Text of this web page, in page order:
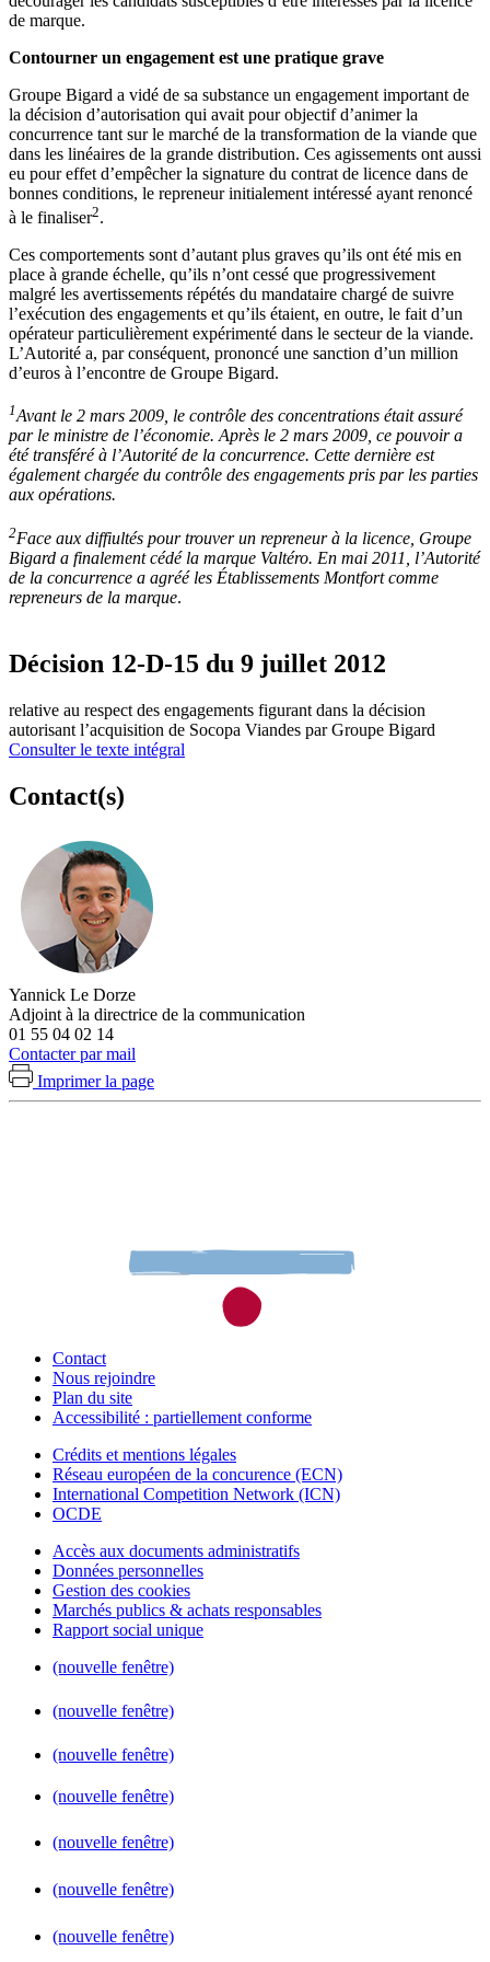
de marque.
Contourner un engagement est une pratique grave
Groupe Bigard a vidé de sa substance un engagement important de
la décision d’autorisation qui avait pour objectif d’animer la
concurrence tant sur le marché de la transformation de la viande que
dans les linéaires de la grande distribution. Ces agissements ont aussi
eu pour effet d’empêcher la signature du contrat de licence dans de
bonnes conditions, le repreneur initialement intéressé ayant renoncé
à le finaliser2.
Ces comportements sont d’autant plus graves qu’ils ont été mis en
place à grande échelle, qu’ils n’ont cessé que progressivement
malgré les avertissements répétés du mandataire chargé de suivre
l’exécution des engagements et qu’ils étaient, en outre, le fait d’un
opérateur particulièrement expérimenté dans le secteur de la viande.
L’Autorité a, par conséquent, prononcé une sanction d’un million
d’euros à l’encontre de Groupe Bigard.
1Avant le 2 mars 2009, le contrôle des concentrations était assuré
par le ministre de l’économie. Après le 2 mars 2009, ce pouvoir a
été transféré à l’Autorité de la concurrence. Cette dernière est
également chargée du contrôle des engagements pris par les parties
aux opérations.
2Face aux diffiultés pour trouver un repreneur à la licence, Groupe
Bigard a finalement cédé la marque Valtéro. En mai 2011, l’Autorité
de la concurrence a agréé les Établissements Montfort comme
repreneurs de la marque.
Décision 12-D-15 du 9 juillet 2012
relative au respect des engagements figurant dans la décision
autorisant l’acquisition de Socopa Viandes par Groupe Bigard
Consulter le texte intégral
Contact(s)
Yannick Le Dorze
Adjoint à la directrice de la communication
01 55 04 02 14
Contacter par mail
Imprimer la page
Contact
Nous rejoindre
Plan du site
Accessibilité : partiellement conforme
Crédits et mentions légales
Réseau européen de la concurence (ECN)
International Competition Network (ICN)
OCDE
Accès aux documents administratifs
Données personnelles
Gestion des cookies
Marchés publics & achats responsables
Rapport social unique
(nouvelle fenêtre)
(nouvelle fenêtre)
(nouvelle fenêtre)
(nouvelle fenêtre)
(nouvelle fenêtre)
(nouvelle fenêtre)
(nouvelle fenêtre)